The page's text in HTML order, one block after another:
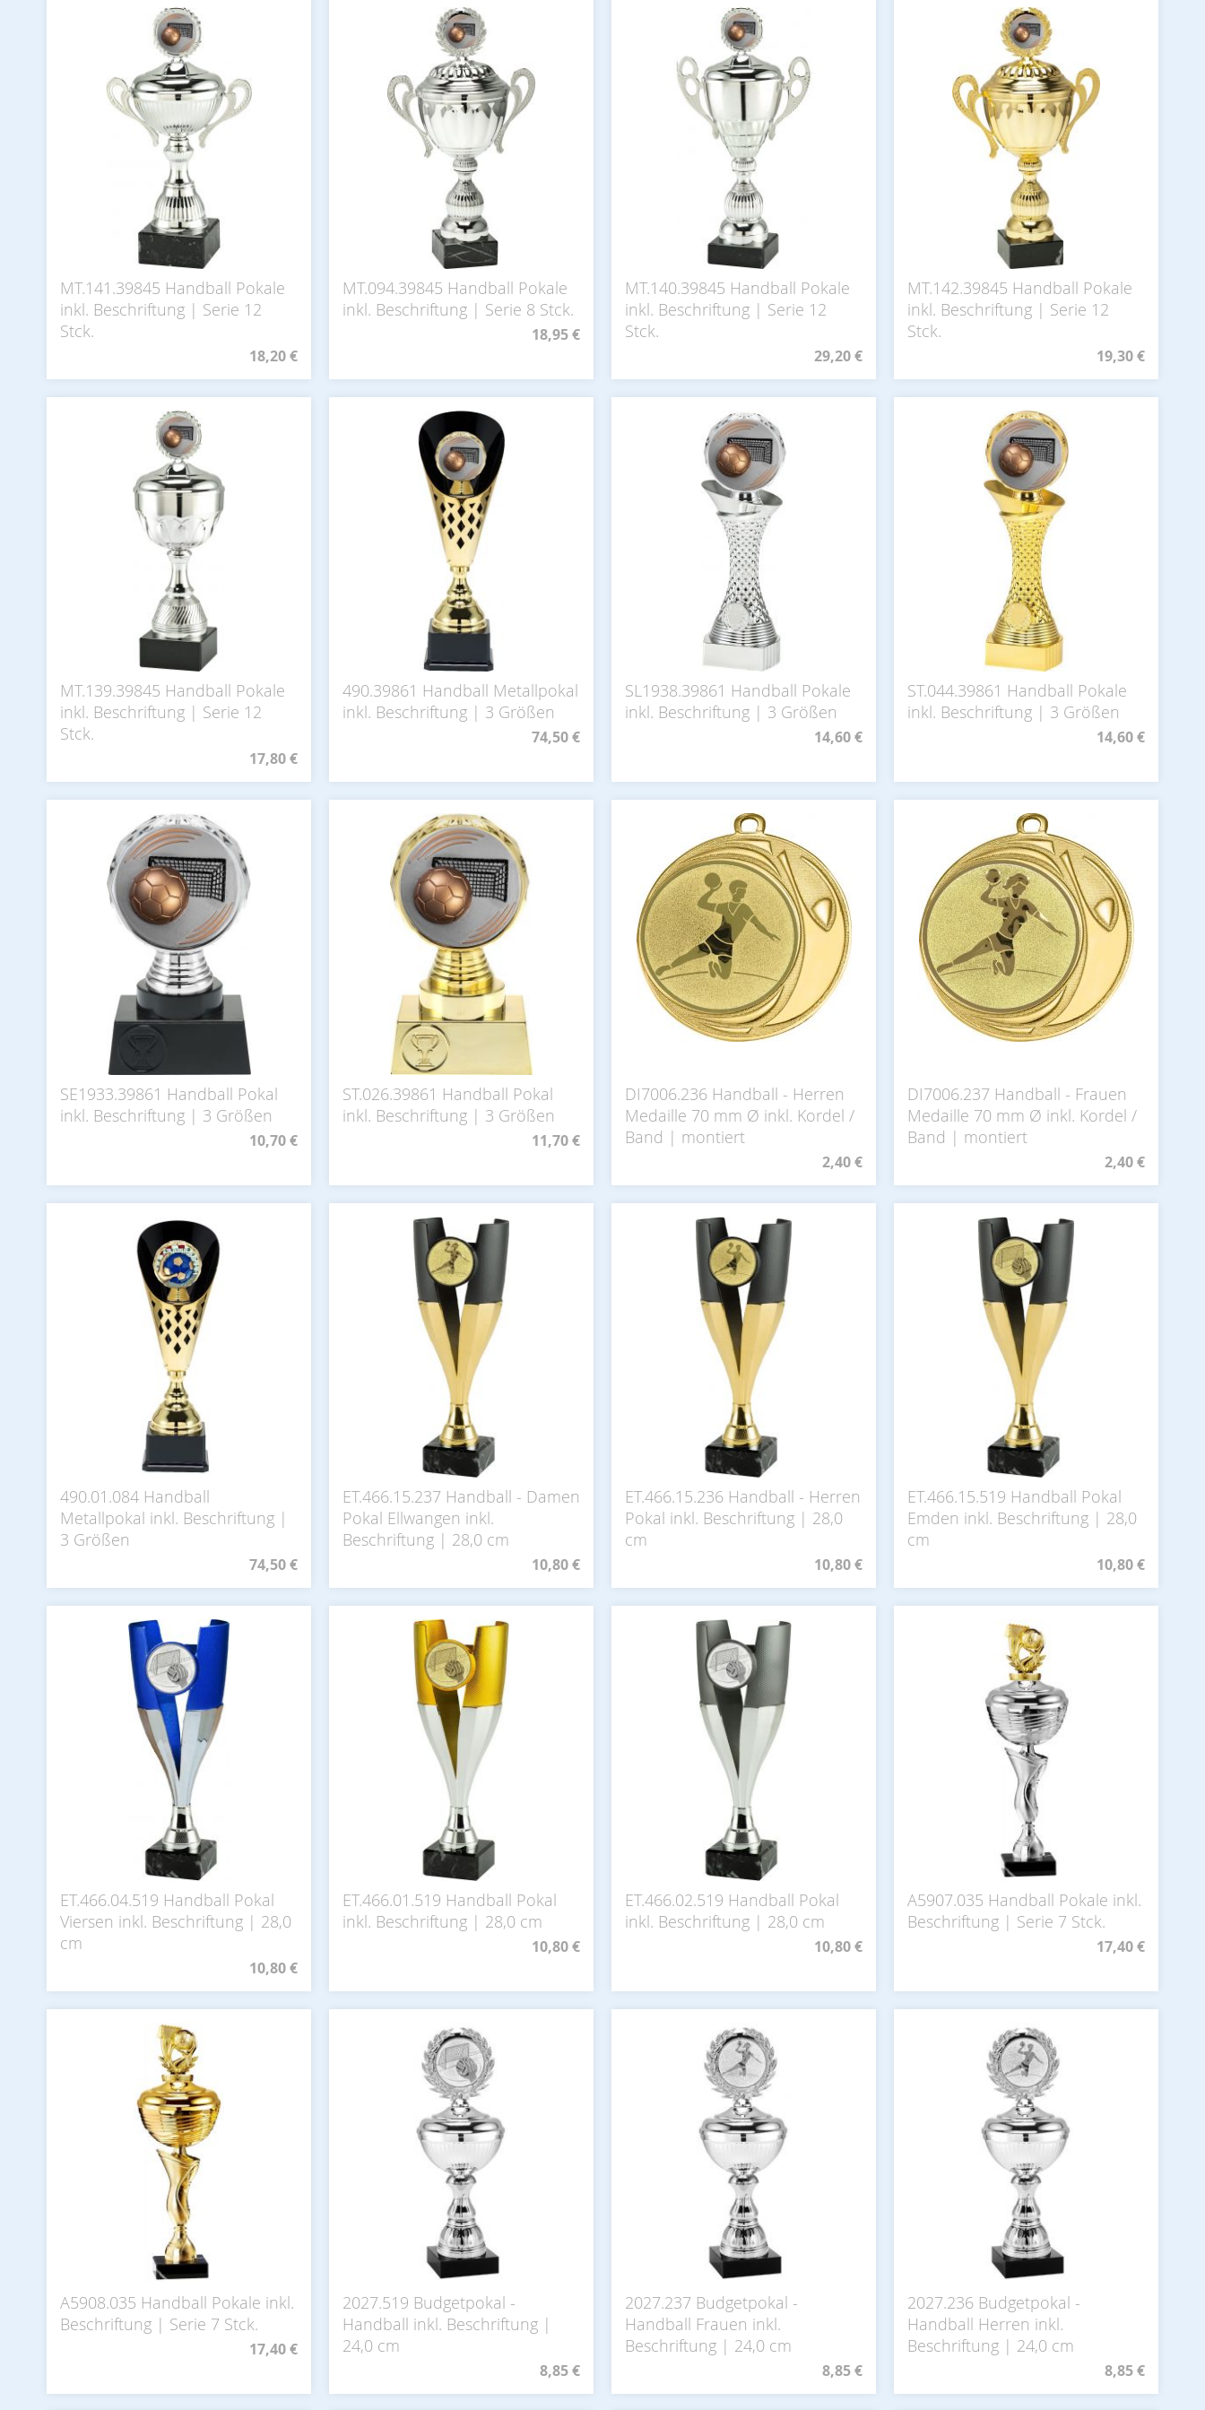
MT.141.39845 Handball Pokale
inkl. Beschriftung | Serie 12
Stck.
18,20 €
MT.094.39845 Handball Pokale
inkl. Beschriftung | Serie 8 Stck.
18,95 €
MT.140.39845 Handball Pokale
inkl. Beschriftung | Serie 12
Stck.
29,20 €
MT.142.39845 Handball Pokale
inkl. Beschriftung | Serie 12
Stck.
19,30 €
MT.139.39845 Handball Pokale
inkl. Beschriftung | Serie 12
Stck.
17,80 €
490.39861 Handball Metallpokal
inkl. Beschriftung | 3 Größen
74,50 €
SL1938.39861 Handball Pokale
inkl. Beschriftung | 3 Größen
14,60 €
ST.044.39861 Handball Pokale
inkl. Beschriftung | 3 Größen
14,60 €
SE1933.39861 Handball Pokal
inkl. Beschriftung | 3 Größen
10,70 €
ST.026.39861 Handball Pokal
inkl. Beschriftung | 3 Größen
11,70 €
DI7006.236 Handball - Herren
Medaille 70 mm Ø inkl. Kordel /
Band | montiert
2,40 €
DI7006.237 Handball - Frauen
Medaille 70 mm Ø inkl. Kordel /
Band | montiert
2,40 €
490.01.084 Handball
Metallpokal inkl. Beschriftung |
3 Größen
74,50 €
ET.466.15.237 Handball - Damen
Pokal Ellwangen inkl.
Beschriftung | 28,0 cm
10,80 €
ET.466.15.236 Handball - Herren
Pokal inkl. Beschriftung | 28,0
cm
10,80 €
ET.466.15.519 Handball Pokal
Emden inkl. Beschriftung | 28,0
cm
10,80 €
ET.466.04.519 Handball Pokal
Viersen inkl. Beschriftung | 28,0
cm
10,80 €
ET.466.01.519 Handball Pokal
inkl. Beschriftung | 28,0 cm
10,80 €
ET.466.02.519 Handball Pokal
inkl. Beschriftung | 28,0 cm
10,80 €
A5907.035 Handball Pokale inkl.
Beschriftung | Serie 7 Stck.
17,40 €
A5908.035 Handball Pokale inkl.
Beschriftung | Serie 7 Stck.
17,40 €
2027.519 Budgetpokal -
Handball inkl. Beschriftung |
24,0 cm
8,85 €
2027.237 Budgetpokal -
Handball Frauen inkl.
Beschriftung | 24,0 cm
8,85 €
2027.236 Budgetpokal -
Handball Herren inkl.
Beschriftung | 24,0 cm
8,85 €